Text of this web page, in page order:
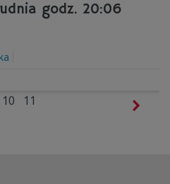
godz. 20:06
10 11